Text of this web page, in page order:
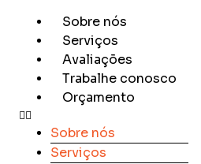
Sobre nós
Serviços
Avaliações
Trabalhe conosco
Orçamento
Sobre nós
Serviços